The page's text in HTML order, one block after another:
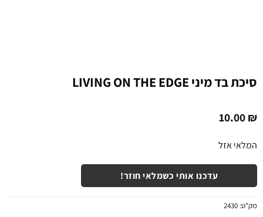
סיכת בד מיני LIVING ON THE EDGE
10.00₪
המלאי אזל
עדכנו אותי כשמלאי חוזר!
מק"ט:2430